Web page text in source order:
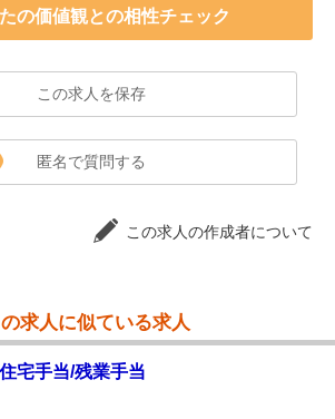
の価値観との相性チェック
匿名で質問する
この求人の作成者について
求人に似ている求人
宅手当/残業手当